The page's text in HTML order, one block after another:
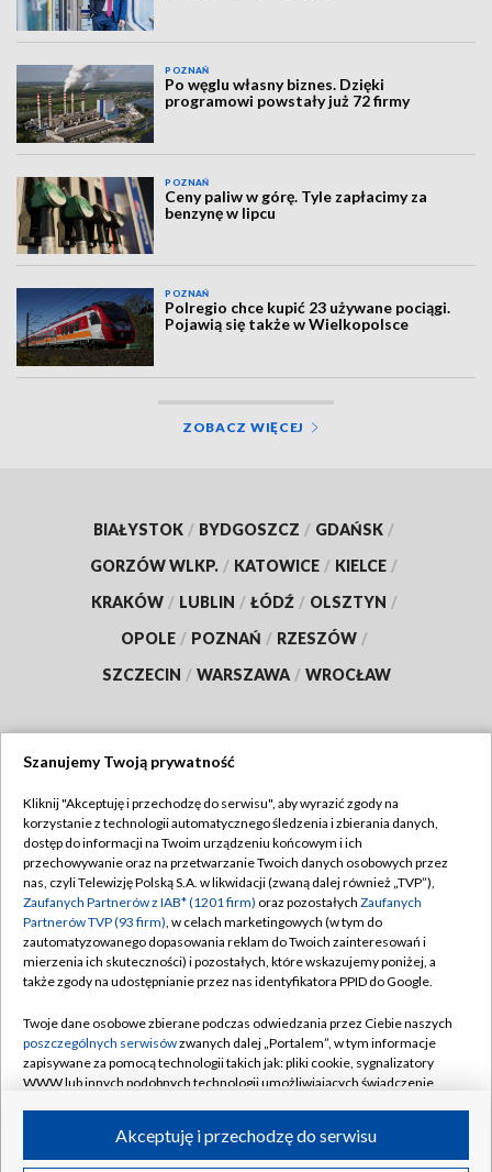
POZNAŃ
Po węglu własny biznes. Dzięki
programowi powstały już 72 firmy
POZNAŃ
Ceny paliw w górę. Tyle zapłacimy za
benzynę w lipcu
POZNAŃ
Polregio chce kupić 23 używane pociągi.
Pojawią się także w Wielkopolsce
ZOBACZ WIĘCEJ
BIAŁYSTOK / BYDGOSZCZ / GDAŃSK /
GORZÓW WLKP. / KATOWICE / KIELCE /
KRAKÓW / LUBLIN / ŁÓDŹ / OLSZTYN /
OPOLE / POZNAŃ / RZESZÓW /
SZCZECIN / WARSZAWA / WROCŁAW
TVP
Abonament TVP
Emisja w TVP
Centrum informacji TVP
Naziemna Telewizja Cyfrowa
Rada Programowa
System NOS
Informacje o nadawcy
Program dla prasy
Regulamin TVP
Polityka prywatności
Moje zgody
Pomoc
Kontakt
Kanały
©2026 Telewizja Polska S.A. w likwidacji
Szanujemy Twoją prywatność
Kliknij "Akceptuję i przechodzę do serwisu", aby wyrazić zgody na
korzystanie z technologii automatycznego śledzenia i zbierania danych,
dostęp do informacji na Twoim urządzeniu końcowym i ich
przechowywanie oraz na przetwarzanie Twoich danych osobowych przez
nas, czyli Telewizję Polską S.A. w likwidacji (zwaną dalej również „TVP”),
Zaufanych Partnerów z IAB* (1201 firm) oraz pozostałych Zaufanych
Partnerów TVP (93 firm), w celach marketingowych (w tym do
zautomatyzowanego dopasowania reklam do Twoich zainteresowań i
mierzenia ich skuteczności) i pozostałych, które wskazujemy poniżej, a
także zgody na udostępnianie przez nas identyfikatora PPID do Google.
Twoje dane osobowe zbierane podczas odwiedzania przez Ciebie naszych
poszczególnych serwisówzwanych dalej „Portalem”, w tym informacje
zapisywane za pomocą technologii takich jak: pliki cookie, sygnalizatory
WWW lub innych podobnych technologii umożliwiających świadczenie
ruchu w Internecie.Akceptuję i przechodzę do serwisu